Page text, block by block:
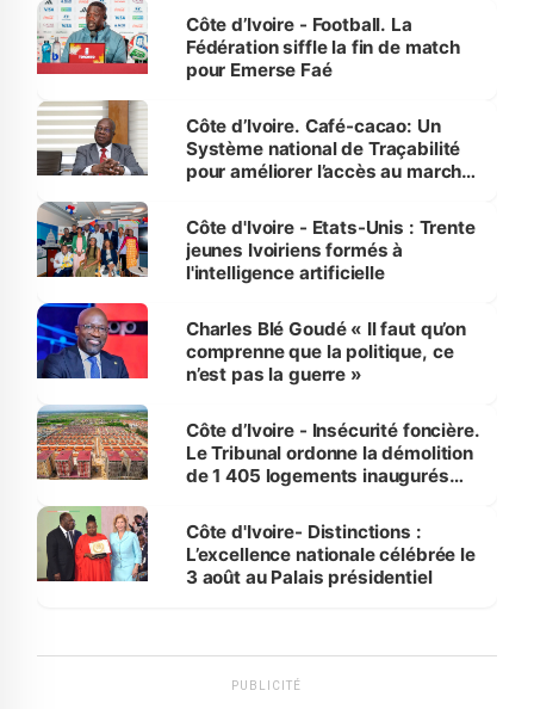
Côte d’Ivoire - Football. La
Fédération siffle la fin de match
pour Emerse Faé
Côte d’Ivoire. Café-cacao: Un
Système national de Traçabilité
pour améliorer l’accès au marché
Côte d'Ivoire - Etats-Unis : Trente
jeunes Ivoiriens formés à
l'intelligence artificielle
Charles Blé Goudé « Il faut qu’on
comprenne que la politique, ce
n’est pas la guerre »
Côte d’Ivoire - Insécurité foncière.
Le Tribunal ordonne la démolition
de 1 405 logements inaugurés
Bassam
Côte d'Ivoire- Distinctions :
L’excellence nationale célébrée le
3 août au Palais présidentiel
PUBLICITÉ